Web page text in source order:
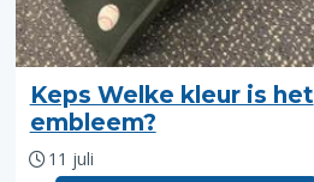
Keps Welke kleur is het
embleem?
11 juli